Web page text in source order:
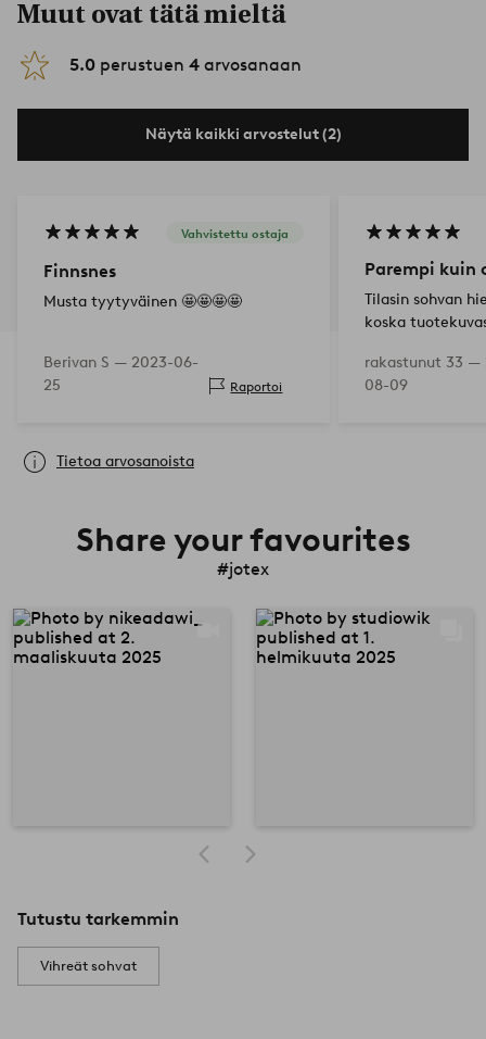
Muut ovat tätä mieltä
5.0 perustuen 4 arvosanaan
Näytä kaikki arvostelut (2)
Vahvistettu ostaja
Finnsnes
Musta tyytyväinen 🤩🤩🤩🤩
Berivan S — 2023-06-
25
Raportoi
Parempi kuin
Tilasin sohvan
koska
sohva on oikean
pieneltä.
rakastunut 33 —
08-09
Tietoa arvosanoista
Share your favourites
#jotex
Tutustu tarkemmin
Vihreät sohvat